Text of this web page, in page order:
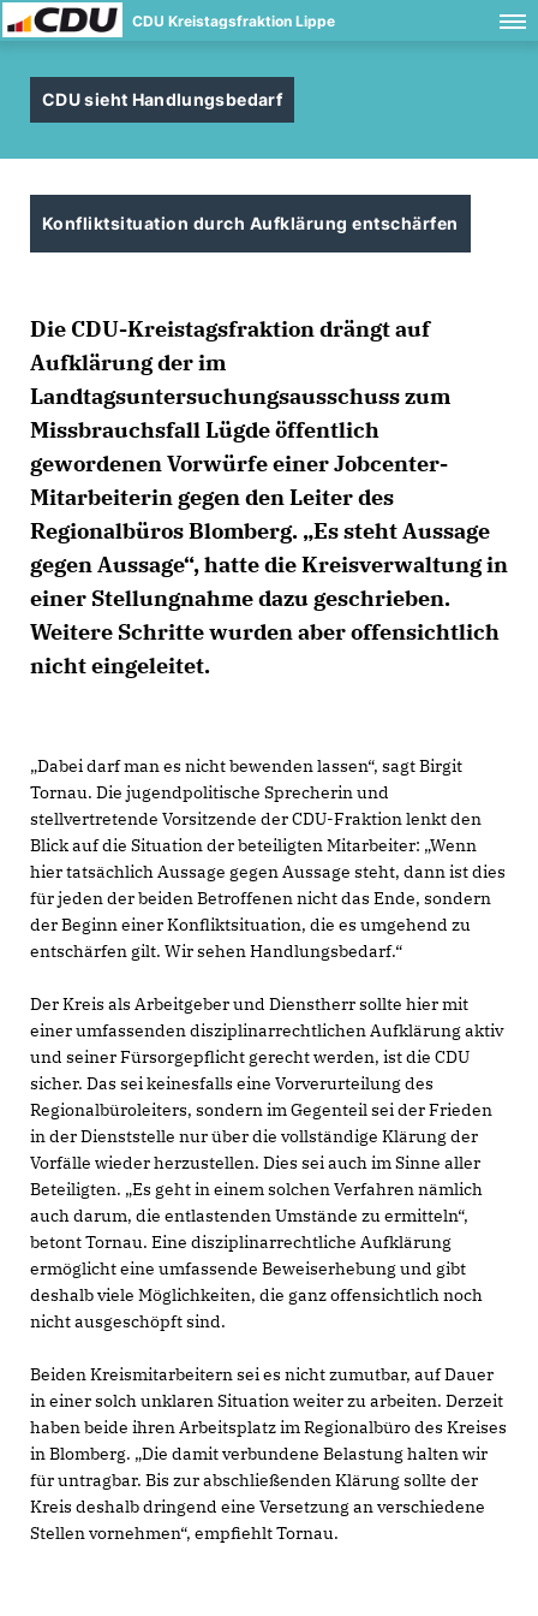
CDU Kreistagsfraktion Lippe
CDU sieht Handlungsbedarf
Konfliktsituation durch Aufklärung entschärfen
Die CDU-Kreistagsfraktion drängt auf
Aufklärung der im
Landtagsuntersuchungsausschuss zum
Missbrauchsfall Lügde öffentlich
gewordenen Vorwürfe einer Jobcenter-
Mitarbeiterin gegen den Leiter des
Regionalbüros Blomberg. „Es steht Aussage
gegen Aussage“, hatte die Kreisverwaltung in
einer Stellungnahme dazu geschrieben.
Weitere Schritte wurden aber offensichtlich
nicht eingeleitet.
Dabei darf man es nicht bewenden lassen“, sagt Birgit
Tornau. Die jugendpolitische Sprecherin und
stellvertretende Vorsitzende der CDU-Fraktion lenkt den
Blick auf die Situation der beteiligten Mitarbeiter: „Wenn
hier tatsächlich Aussage gegen Aussage steht, dann ist dies
für jeden der beiden Betroffenen nicht das Ende, sondern
der Beginn einer Konfliktsituation, die es umgehend zu
entschärfen gilt. Wir sehen Handlungsbedarf.“
Der Kreis als Arbeitgeber und Dienstherr sollte hier mit
einer umfassenden disziplinarrechtlichen Aufklärung aktiv
und seiner Fürsorgepflicht gerecht werden, ist die CDU
sicher. Das sei keinesfalls eine Vorverurteilung des
Regionalbüroleiters, sondern im Gegenteil sei der Frieden
in der Dienststelle nur über die vollständige Klärung der
Vorfälle wieder herzustellen. Dies sei auch im Sinne aller
Beteiligten. „Es geht in einem solchen Verfahren nämlich
auch darum, die entlastenden Umstände zu ermitteln“,
betont Tornau. Eine disziplinarrechtliche Aufklärung
ermöglicht eine umfassende Beweiserhebung und gibt
deshalb viele Möglichkeiten, die ganz offensichtlich noch
nicht ausgeschöpft sind.
Beiden Kreismitarbeitern sei es nicht zumutbar, auf Dauer
in einer solch unklaren Situation weiter zu arbeiten. Derzeit
haben beide ihren Arbeitsplatz im Regionalbüro des Kreises
in Blomberg. „Die damit verbundene Belastung halten wir
für untragbar. Bis zur abschließenden Klärung sollte der
Kreis deshalb dringend eine Versetzung an verschiedene
Stellen vornehmen“, empfiehlt Tornau.